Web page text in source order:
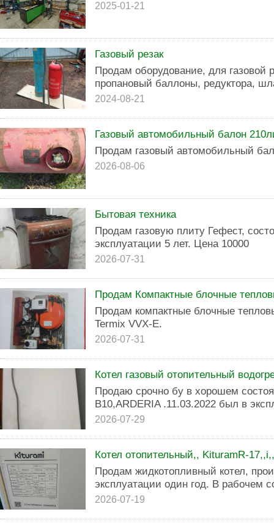
2025-01-21
Газовый резак
Продам оборудование, для газовой
пропановый баллоны, редуктора,
2024-08-21
Газовый автомобильный балон
Продам газовый автомобильный
2026-08-06
Бытовая техника
Продам газовую плиту Гефест,
эксплуатации 5 лет. Цена 10000
2026-07-31
Продам Компактные блочные
Продам компактные блочные
Termix VVX-E.
2026-07-31
Котел газовый отопительный
Продаю срочно бу в хорошем
В10,ARDERIA .11.03.2022 был в
2026-07-29
Котел отопительный,, KituramR-
Продам жидкотопливный котел,
эксплуатации один год. В рабочем
2026-07-19